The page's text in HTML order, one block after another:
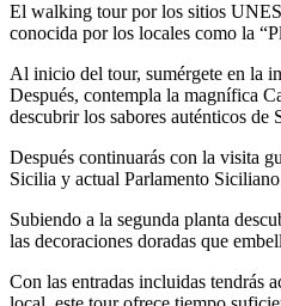
El walking tour por los sitios
conocida por los locales como la
Al inicio del tour, sumérgete en la
Después, contempla la magnífica
descubrir los sabores auténticos de
Después continuarás con la visita
Sicilia y actual Parlamento
Subiendo a la segunda planta
las decoraciones doradas que
Con las entradas incluidas tendrás